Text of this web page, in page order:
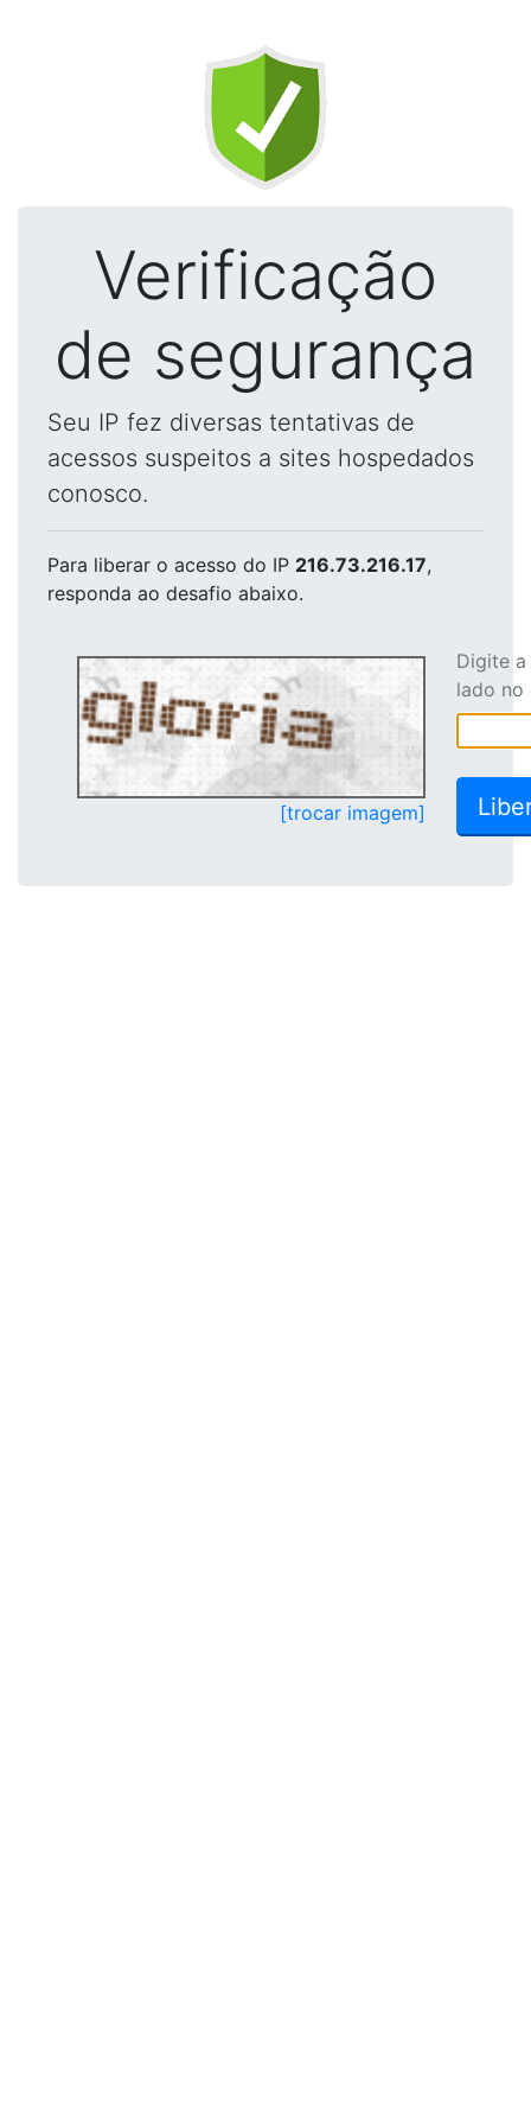
Verificação
de segurança
Seu IP fez diversas tentativas de
acessos suspeitos a sites hospedados
conosco.
Para liberar o acesso do IP 216.73.216.17,
responda ao desafio abaixo.
[trocar imagem]
Digite
lado no